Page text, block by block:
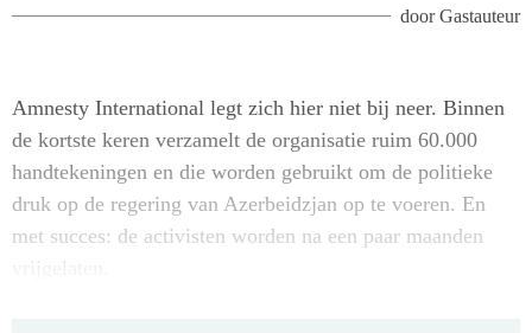
doorGastauteur
Amnesty International legt zich hier niet bij neer. Binnen
de kortste keren verzamelt de organisatie ruim 60.000
handtekeningen en die worden gebruikt om de politieke
druk op de regering van Azerbeidzjan op te voeren. En
met succes: de activisten worden na een paar maanden